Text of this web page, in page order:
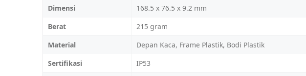
Dimensi
168.5 x 76.5 x 9.2 mm
Berat
215 gram
Material
Depan Kaca, Frame Plastik, Bodi Plastik
Sertifikasi
IP53